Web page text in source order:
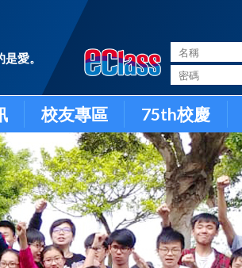
愛。
校友專區 75th校慶